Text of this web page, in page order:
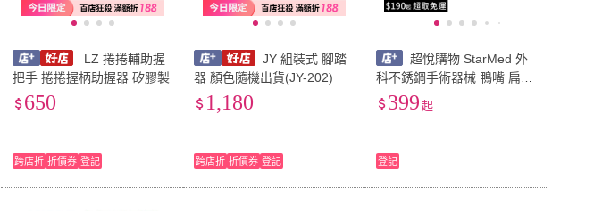
LZ 捲捲輔助握
把手 捲捲握柄助握器 矽膠製
650
跨店折 折價券 登記
JY 組裝式 腳踏
器 顏色隨機出貨(JY-202)
1,180
跨店折 折價券 登記
超悅購物 StarMed 外
科不銹鋼手術器械 鴨嘴 扁平
鉤 399 起
登記